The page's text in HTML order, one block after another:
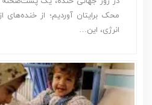
محک برایتان آوردیم؛ از خنده‌های
انرژی، این…